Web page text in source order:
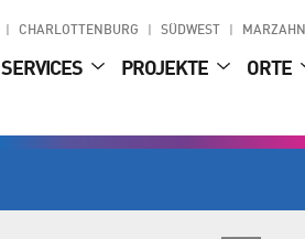
CHARLOTTENBURG SÜDWEST MARZAHN
SERVICES PROJEKTE ORTE